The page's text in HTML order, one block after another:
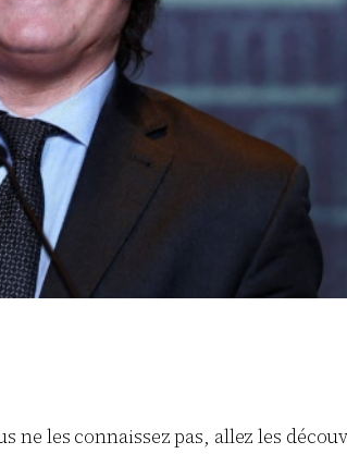
ne les connaissez pas, allez les